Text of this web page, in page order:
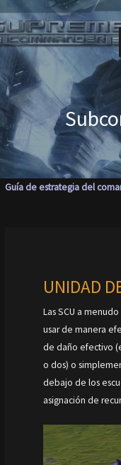
al
contenido
Guía de estrategia del
UNIDAD
Las SCU a
usar de manera
de daño efectivo
o dos) o
debajo de los
asignación de